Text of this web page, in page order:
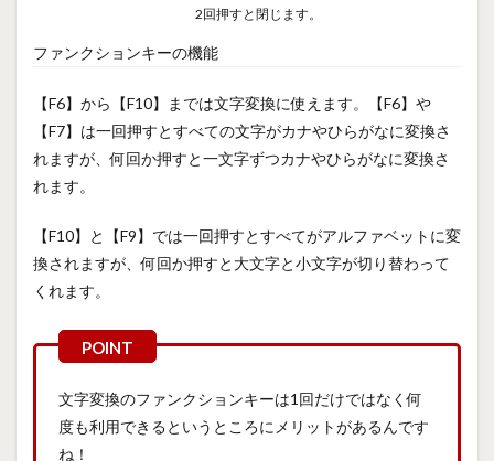
2回押すと閉じます。
ファンクションキーの機能
【F6】から【F10】までは文字変換に使えます。【F6】や
【F7】は一回押すとすべての文字がカナやひらがなに変換さ
れますが、何回か押すと一文字ずつカナやひらがなに変換さ
れます。
【F10】と【F9】では一回押すとすべてがアルファベットに変
換されますが、何回か押すと大文字と小文字が切り替わって
くれます。
文字変換のファンクションキーは1回だけではなく何
度も利用できるというところにメリットがあるんです
ね！